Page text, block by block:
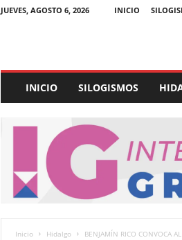
JUEVES, AGOSTO 6, 2026 INICIO
p
e
U
INICIO SILOGISMOS
Inicio Hidalgo BENJAMÍN RICO CONVOCA